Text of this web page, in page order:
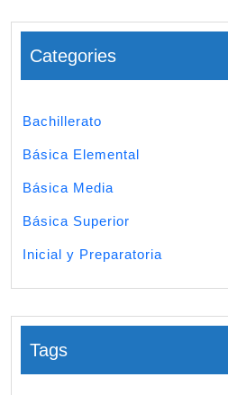
Categories
Bachillerato
Básica Elemental
Básica Media
Básica Superior
Inicial y Preparatoria
Tags